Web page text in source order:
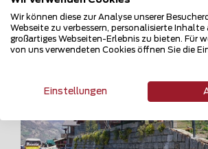
Teilen
Wir können diese zur Analyse unserer
Webseite zu verbessern, personalisierte
großartiges Webseiten-Erlebnis zu bieten. Für
von uns verwendeten Cookies öffnen Sie die
Einstellungen